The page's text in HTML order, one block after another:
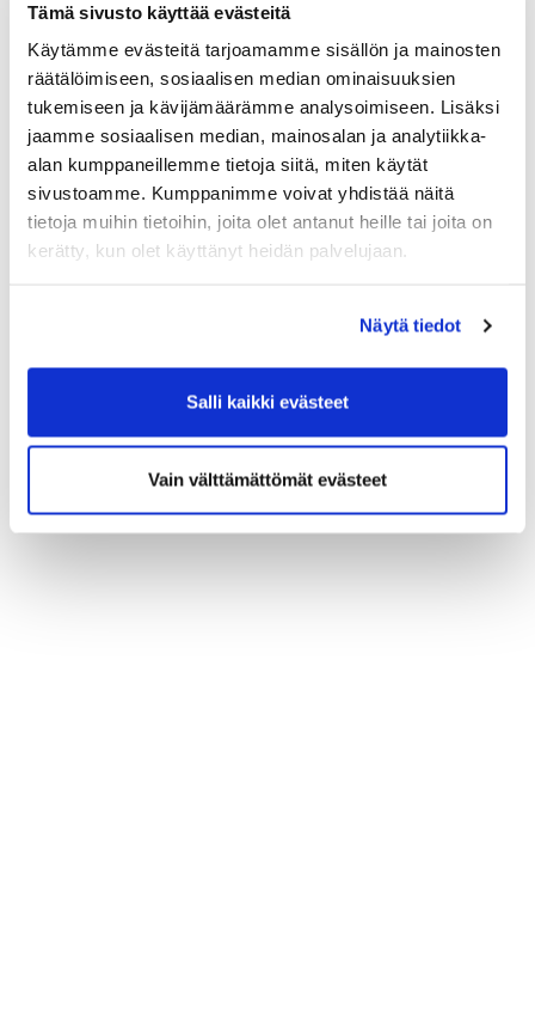
Tämä sivusto käyttää evästeitä
Käytämme evästeitä tarjoamamme sisällön ja mainosten
räätälöimiseen, sosiaalisen median ominaisuuksien
tukemiseen ja kävijämäärämme analysoimiseen. Lisäksi
jaamme sosiaalisen median, mainosalan ja analytiikka-
alan kumppaneillemme tietoja siitä, miten käytät
sivustoamme. Kumppanimme voivat yhdistää näitä
tietoja muihin tietoihin, joita olet antanut heille tai joita on
kerätty, kun olet käyttänyt heidän palvelujaan.
Näytä tiedot
Salli kaikki evästeet
Vain välttämättömät evästeet
Ilmoittautumiset viimeistään 7 vuorokautta
ennen tilaisuutta.
Kurssille ilmoittaudutaan valtakunnallisen HHJ-
rekisterin kautta osoitteessawww.hhj.fi.
Rekisteröidy ensin palveluun. Kun
rekisteröityminen on kunnossa, kirjaudu
palveluun ja ilmoittaudu haluamaasi
koulutukseen. Kun ilmoittautuminen on
onnistunut, saat sähköpostiisi tiedon
hyväksymisestä kurssille.